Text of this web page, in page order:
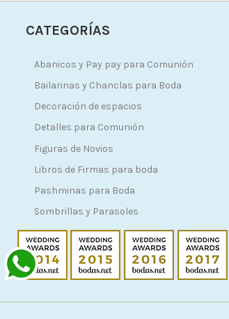
CATEGORÍAS
Abanicos y Pay pay para Comunión
Bailarinas y Chanclas para Boda
Decoración de espacios
Detalles para Comunión
Figuras de Novios
Libros de Firmas para boda
Pashminas para Boda
Sombrillas y Parasoles